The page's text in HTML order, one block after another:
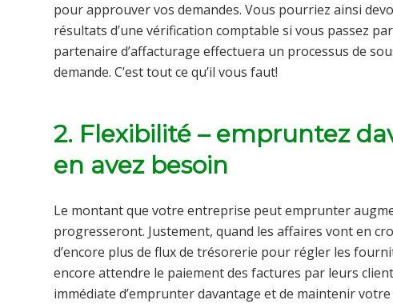
pour approuver vos demandes. Vous pourriez ainsi
résultats d’une vérification comptable si vous passez
partenaire d’affacturage effectuera un processus de
demande. C’est tout ce qu’il vous faut!
2. Flexibilité – empruntez
en avez besoin
Le montant que votre entreprise peut emprunter
progresseront. Justement, quand les affaires vont en
d’encore plus de flux de trésorerie pour régler les
encore attendre le paiement des factures par leurs
immédiate d’emprunter davantage et de maintenir